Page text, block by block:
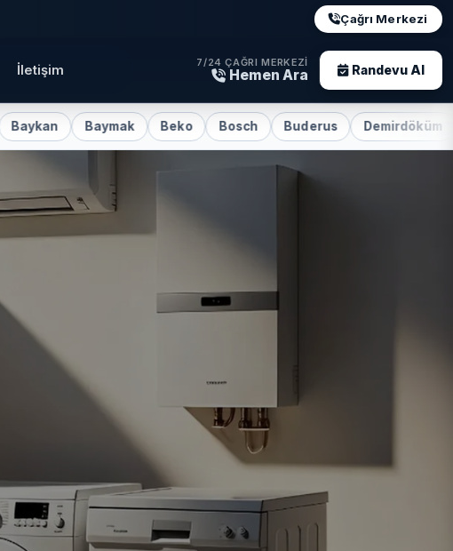
Çağrı Merkezi
İletişim 7/24 ÇAĞRI MERKEZI
Hemen Ara Randevu Al
Baymak Beko Bosch Buderus Demirdöküm E.C.A.